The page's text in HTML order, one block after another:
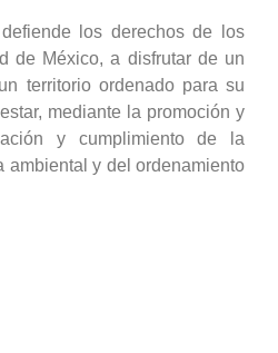
los derechos de los
de México, a disfrutar de un
territorio ordenado para su
mediante la promoción y
y cumplimiento de la
ambiental y del ordenamiento